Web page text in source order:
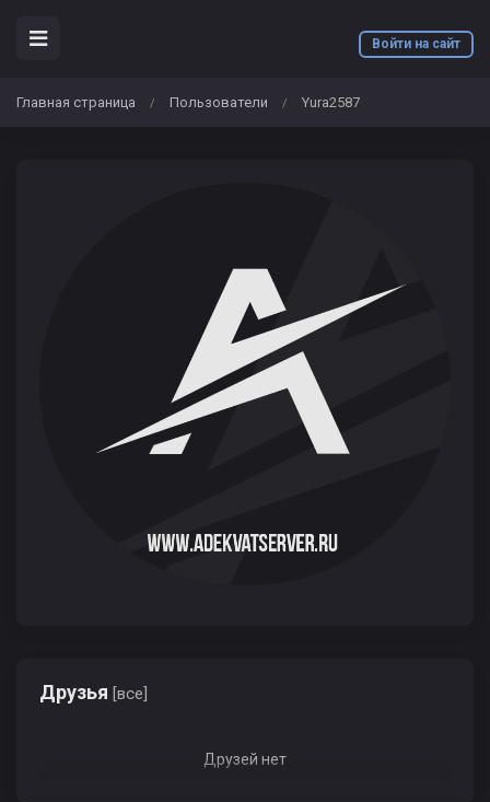
Войти на сайт
Главная страница / Пользователи / Yura2587
Друзья [все]
Друзей нет